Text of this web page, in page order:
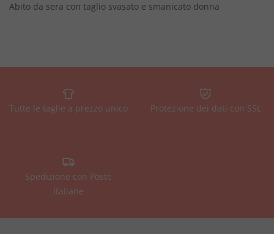
Abito da sera con taglio svasato e smanicato donna
Tutte le taglie a prezzo unico Protezione dei dati con SSL
Spedizione con Poste
Italiane